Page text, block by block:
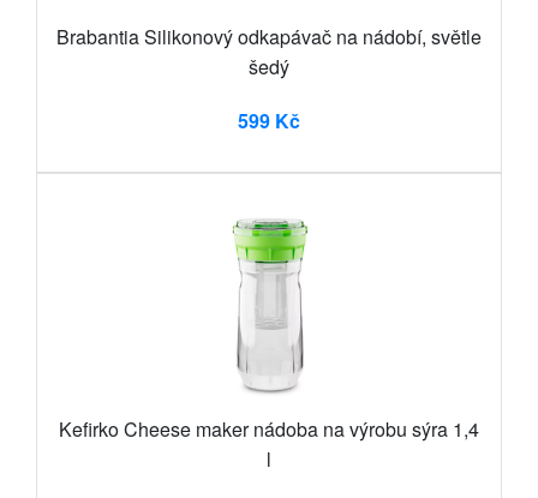
Brabantia Silikonový odkapávač na nádobí, světle
šedý
599 Kč
Kefirko Cheese maker nádoba na výrobu sýra 1,4
l